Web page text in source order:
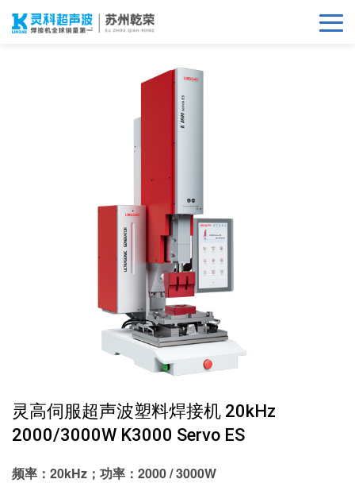
灵高伺服超声波塑料焊接机 20kHz
2000/3000W K3000 Servo ES
频率：20kHz；功率：2000 / 3000W